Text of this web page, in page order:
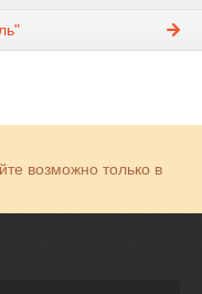
возможно только в